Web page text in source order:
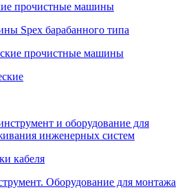
прочистные машины
Spex барабанного типа
прочистные машины
и оборудование для
инженерных систем
кабеля
Оборудование для монтажа